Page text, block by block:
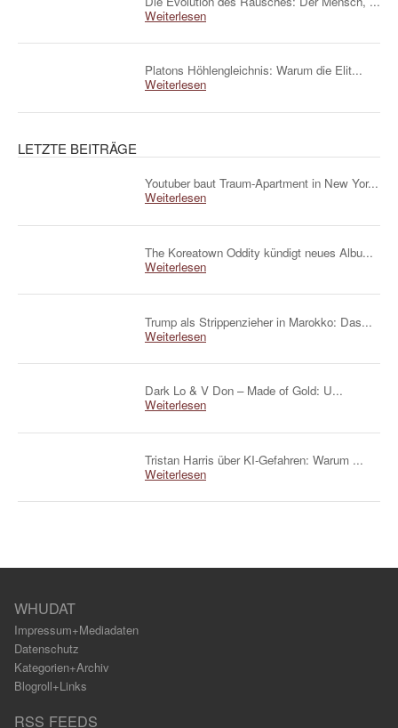
Weiterlesen
Platons Höhlengleichnis: Warum die Elit...
Weiterlesen
LETZTE BEITRÄGE
Youtuber baut Traum-Apartment in New Yor...
Weiterlesen
The Koreatown Oddity kündigt neues Albu...
Weiterlesen
Trump als Strippenzieher in Marokko: Das...
Weiterlesen
Dark Lo & V Don – Made of Gold: U...
Weiterlesen
Tristan Harris über KI-Gefahren: Warum ...
Weiterlesen
WHUDAT
Impressum+Mediadaten
Datenschutz
Kategorien+Archiv
Blogroll+Links
RSS FEEDS